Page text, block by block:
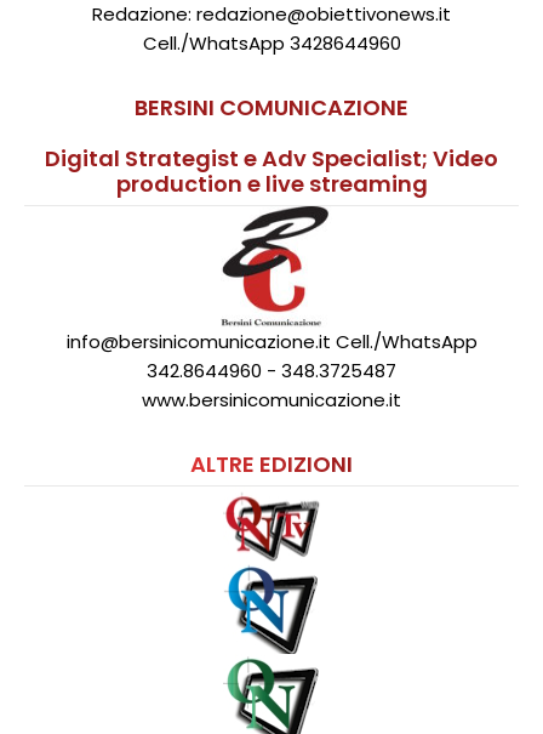
Redazione: redazione@obiettivonews.it
Cell./WhatsApp 3428644960
BERSINI COMUNICAZIONE
Digital Strategist e Adv Specialist; Video
production e live streaming
info@bersinicomunicazione.it Cell./WhatsApp
342.8644960 - 348.3725487
www.bersinicomunicazione.it
ALTRE EDIZIONI